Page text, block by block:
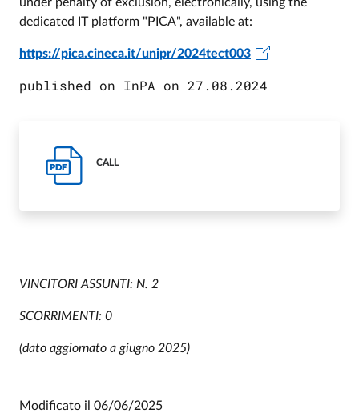
dedicated IT platform "PICA", available at:
https://pica.cineca.it/unipr/2024tect003
published on InPA on 27.08.2024
PDF
CALL
VINCITORI ASSUNTI: N. 2
SCORRIMENTI: 0
(dato aggiornato a giugno 2025)
Modificato il 06/06/2025